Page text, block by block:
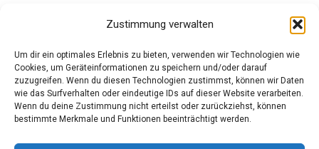
Zustimmung verwalten
Um dir ein optimales Erlebnis zu bieten, verwenden wir Technologien wie
Cookies, um Geräteinformationen zu speichern und/oder darauf
zuzugreifen. Wenn du diesen Technologien zustimmst, können wir Daten
wie das Surfverhalten oder eindeutige IDs auf dieser Website verarbeiten.
Wenn du deine Zustimmung nicht erteilst oder zurückziehst, können
bestimmte Merkmale und Funktionen beeinträchtigt werden.